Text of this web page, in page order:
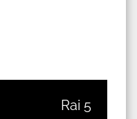
Rai 5